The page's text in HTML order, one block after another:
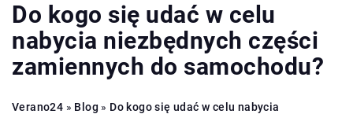
Do kogo się udać w celu
nabycia niezbędnych części
zamiennych do samochodu?
Verano24 » Blog » Do kogo się udać w celu nabycia